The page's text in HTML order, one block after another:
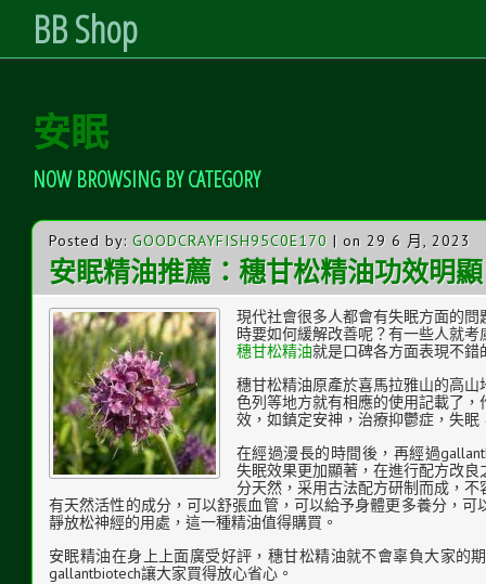
Content
BB Shop
安眠
NOW BROWSING BY CATEGORY
Posted by: GOODCRAYFISH95C0E170 | on 29 6 月, 2023
安眠精油推薦：穗甘松精油功效明顯
現代社會很多人都會有失眠方面的
時要如何緩解改善呢？有一些人就
穗甘松精油就是口碑各方面表現不錯
穗甘松精油原產於喜馬拉雅山的高
色列等地方就有相應的使用記載了
效，如鎮定安神，治療抑鬱症，失
在經過漫長的時間後，再經過
失眠效果更加顯著，在進行配方改
分天然，采用古法配方研制而成，
有天然活性的成分，可以舒張血管，可以給予身體更多養分，
靜放松神經的用處，這一種精油值得購買。
安眠精油在身上上面廣受好評，穗甘松精油就不會辜負大家的
gallantbiotech讓大家買得放心省心。